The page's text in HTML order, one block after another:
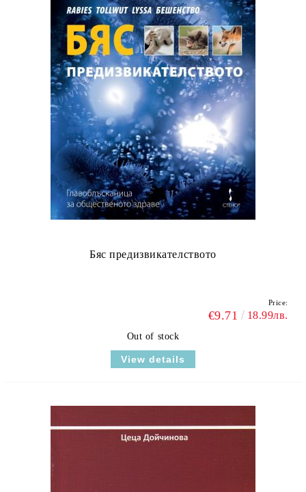
Бяс предизвикателството
Price:
€9.71 18.99лв.
Out of stock
View details